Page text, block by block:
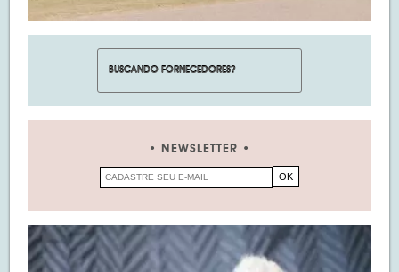
NEWSLETTER